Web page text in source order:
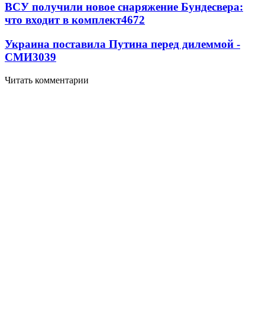
ВСУ получили новое снаряжение Бундесвера:
что входит в комплект4672
Украина поставила Путина перед дилеммой -
СМИ3039
Читать комментарии